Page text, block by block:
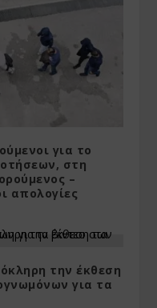
για το
στη
–
απολογίες
την έκθεση
για τα